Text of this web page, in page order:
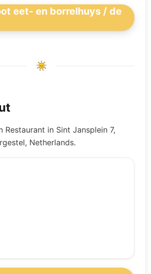
eet- en borrelhuys / de
Restaurant in Sint Jansplein 7,
Netherlands.